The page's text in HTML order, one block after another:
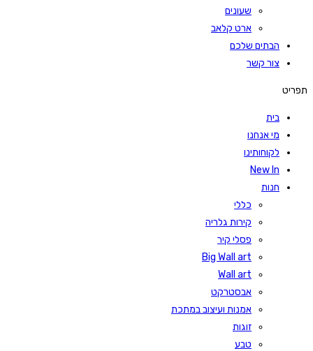
שעונים
ארט קלאב
הבתים שלכם
צור קשר
תפריט
בית
מי אנחנו
לקוחותינו
New In
חנות
כללי
קירות גלריה
פסלי קיר
Big Wall art
Wall art
אבסטרקט
אמנות ועיצוב במתכת
זוגות
טבע